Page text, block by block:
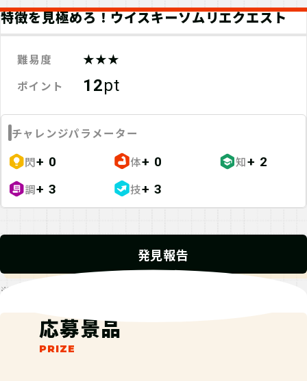
特徴を見極めろ！ウイスキーソムリエクエスト
難易度 ★★★
ポイント 12pt
チャレンジパラメーター
閃+ 0 体+ 0 知+ 2
調+ 3 技+ 3
発見報告
※発見報告にGPSを使用するクエストが一部存在します。
応募景品